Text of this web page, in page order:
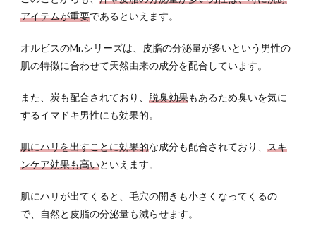
ンケ
ア効
高い
3.2
ター
フェ
ャル
クレ
ンザ
アイテムが重要であるといえます。
オルビスのMr.シリーズは、皮脂の分泌量が多いという男性の
肌の特徴に合わせて天然由来の成分を配合しています。
また、炭も配合されており、 脱臭効果もあるため臭いを気に
するイマドキ男性にも効果的。
肌にハリを出すことに効果的な成分も配合されており、 スキ
ンケア効果も高いといえます。
肌にハリが出てくると、毛穴の開きも小さくなってくるの
で、自然と皮脂の分泌量も減らせます。